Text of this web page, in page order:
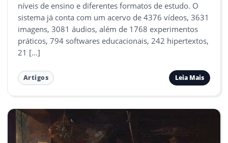
níveis de ensino e diferentes formatos de estudo. O
sistema já conta com um acervo de 4376 vídeos, 3631
imagens, 3081 áudios, além de 1768 experimentos
práticos, 794 softwares educacionais, 242 hipertextos,
21 […]
Artigos Leia Mais